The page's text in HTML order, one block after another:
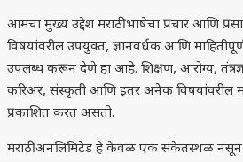
आमचा मुख्य उद्देश मराठी भाषेचा प्रचार आणि
विषयांवरील उपयुक्त, ज्ञानवर्धक आणि
उपलब्ध करून देणे हा आहे. शिक्षण, आरोग्य,
करिअर, संस्कृती आणि इतर अनेक विषयांवरील
प्रकाशित करत असतो.
मराठी अनलिमिटेड हे केवळ एक संकेतस्थळ नसून